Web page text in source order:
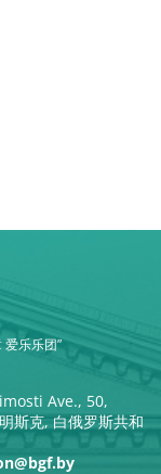
爱乐乐团”
Ave., 50,
斯克, 白俄罗斯共和